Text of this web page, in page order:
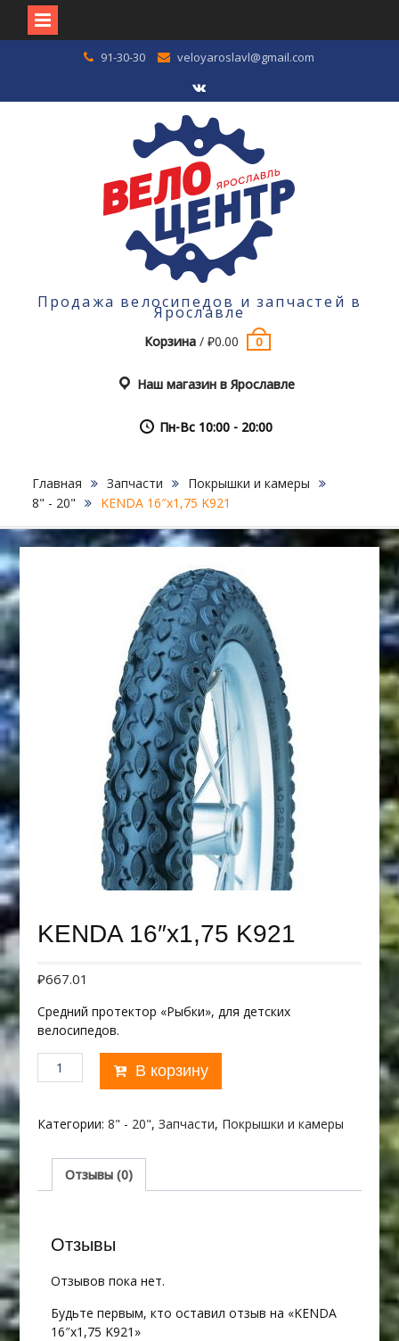
91-30-30 veloyaroslavl@gmail.com
VK
Продажа велосипедов и запчастей в
Ярославле
Корзина /₽0.00 0
Наш магазин в Ярославле
Пн-Вс 10:00 - 20:00
Главная Запчасти
Покрышки и камеры
8" - 20"
KENDA 16″х1,75 K921
KENDA 16″х1,75 K921
₽667.01
Средний протектор «Рыбки», для детских
велосипедов.
Количество
товара
16"х1,75
В корзину
Категории: 8" - 20", Запчасти, Покрышки и камеры
Отзывы (0)
Отзывы
Отзывов пока нет.
Будьте первым, кто оставил отзыв на «KENDA
16″х1,75 K921»